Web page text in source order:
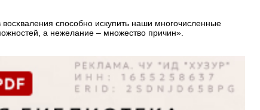
способно искупить наши многочисленные
а нежелание – множество причин».